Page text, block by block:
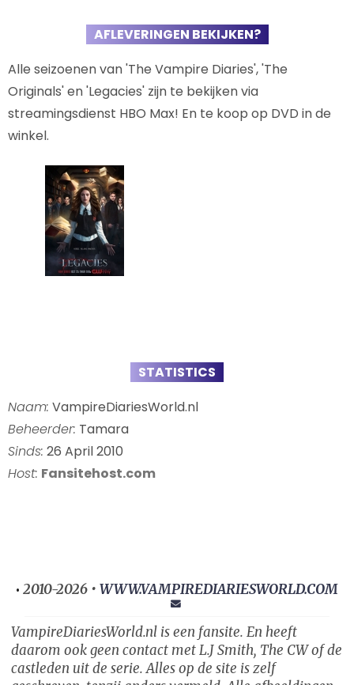
AFLEVERINGEN BEKIJKEN?
Alle seizoenen van 'The Vampire Diaries', 'The
Originals' en 'Legacies' zijn te bekijken via
streamingsdienst HBO Max! En te koop op DVD in de
winkel.
STATISTICS
Naam: VampireDiariesWorld.nl
Beheerder: Tamara
Sinds: 26 April 2010
Host: Fansitehost.com
• 2010-2026 • WWW.VAMPIREDIARIESWORLD.COM
VampireDiariesWorld.nl is een fansite. En heeft
daarom ook geen contact met L.J Smith, The CW of de
castleden uit de serie. Alles op de site is zelf